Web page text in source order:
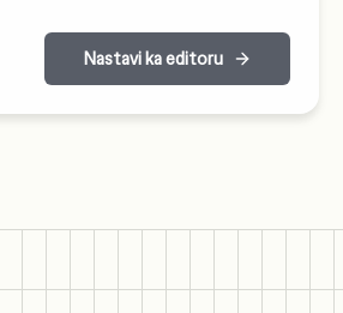
Nastavi ka editoru